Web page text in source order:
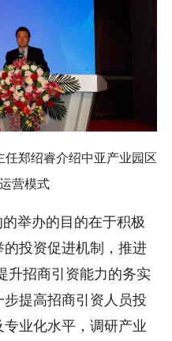
任郑绍睿介绍中亚产业园区
运营模式
举办的目的在于积极
投资促进机制，推进
升招商引资能力的务实
步提高招商引资人员投
业化水平，调研产业